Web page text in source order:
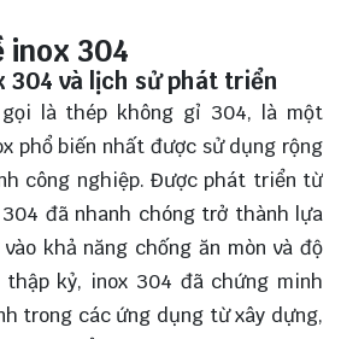
inox 304
304 và lịch sử phát triển
là thép không gỉ 304, là một
phổ biến nhất được sử dụng rộng
công nghiệp. Được phát triển từ
đã nhanh chóng trở thành lựa
khả năng chống ăn mòn và độ
thập kỷ, inox 304 đã chứng minh
trong các ứng dụng từ xây dựng,